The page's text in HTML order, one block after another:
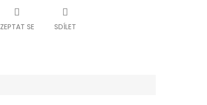
ZEPTAT SE SDÍLET